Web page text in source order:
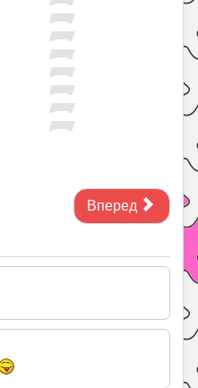
Вперед